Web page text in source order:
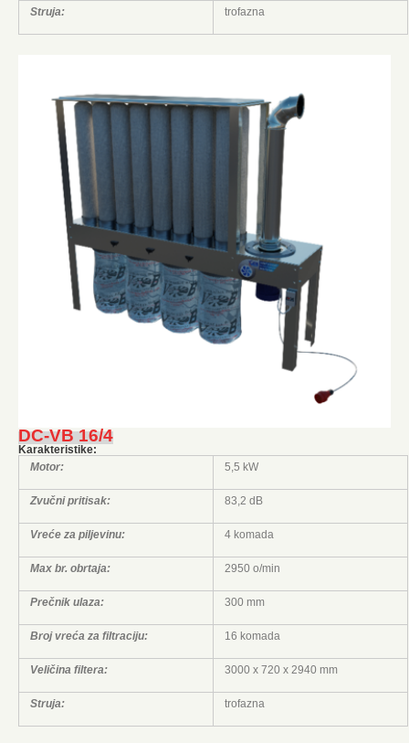
Struja: trofazna
DC-VB 16/4
Karakteristike:
Motor:
5,5 kW
Zvučni pritisak: 83,2 dB
Vreće za piljevinu: 4 komada
Max br. obrtaja: 2950 o/min
Prečnik ulaza: 300 mm
Broj vreća za filtraciju: 16 komada
Veličina filtera: 3000 x 720 x 2940 mm
Struja: trofazna